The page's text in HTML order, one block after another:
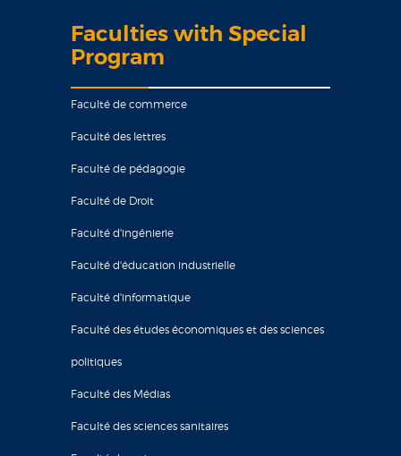
Faculties with Special
Program
Faculté de commerce
Faculté des lettres
Faculté de pédagogie
Faculté de Droit
Faculté d'ingénierie
Faculté d'éducation industrielle
Faculté d'informatique
Faculté des études économiques et des sciences
politiques
Faculté des Médias
Faculté des sciences sanitaires